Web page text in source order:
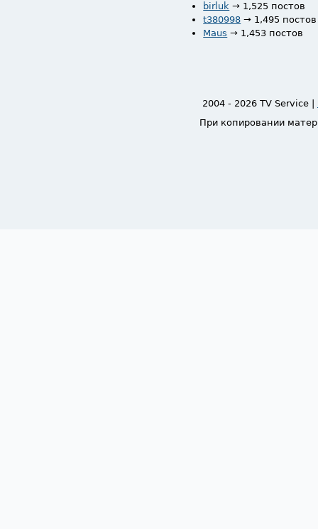
birluk → 1,525 постов
t380998 → 1,495 постов
Maus → 1,453 постов
2004 - 2026 TV Service |
При копировании